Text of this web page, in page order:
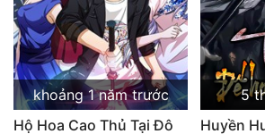
Trinh Thám
Triều Đấu
Trùng Sinh
Trọng Sinh
khoảng 1 năm trước
Hộ Hoa Cao Thủ Tại Đô
5
Huyền